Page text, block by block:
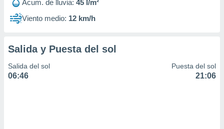
Acum. de lluvia: 45 l/m²
Viento medio: 12 km/h
Salida y Puesta del sol
Salida del sol
06:46
Puesta del sol
21:06